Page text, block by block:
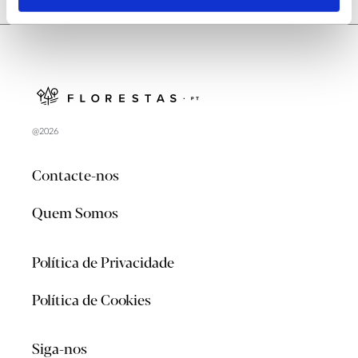
@2026
Contacte-nos
Quem Somos
Política de Privacidade
Política de Cookies
Siga-nos